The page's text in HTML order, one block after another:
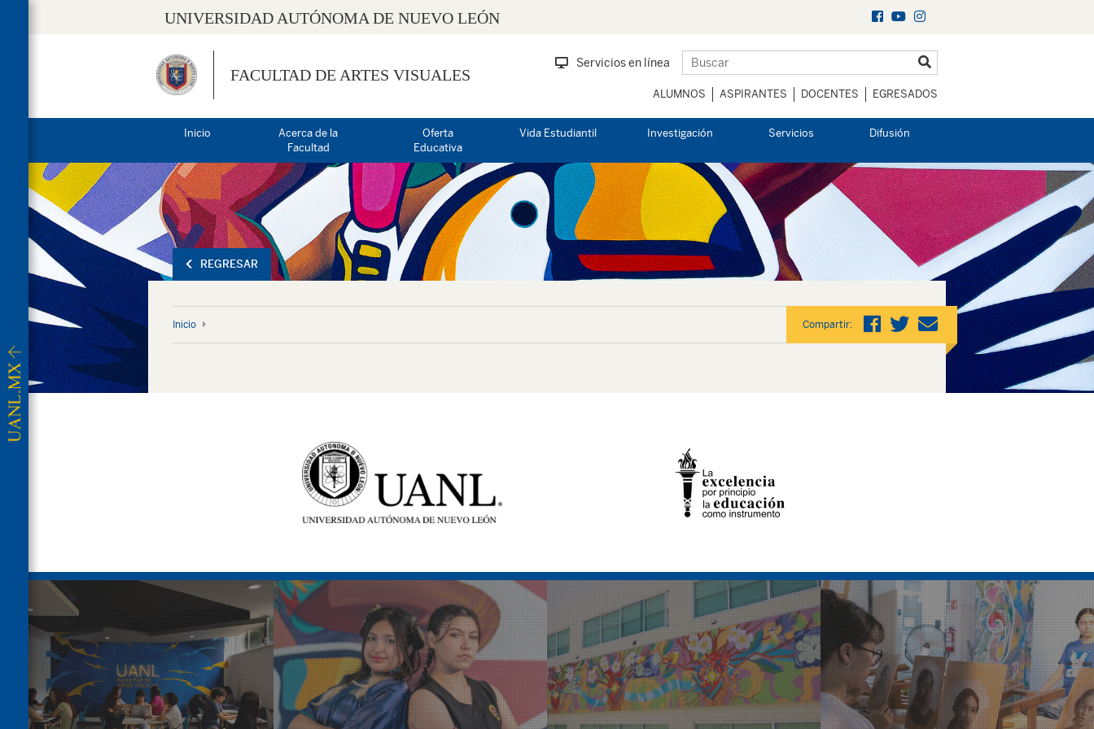
UNIVERSIDAD AUTÓNOMA DE NUEVO LEÓN
FACULTAD DE ARTES VISUALES
Servicios en línea
ALUMNOS ASPIRANTES DOCENTES EGRESADOS
Inicio
Acerca de la
Facultad
Oferta
Educativa
Vida Estudiantil Investigación Servicios Difusión
REGRESAR
Inicio Compartir: